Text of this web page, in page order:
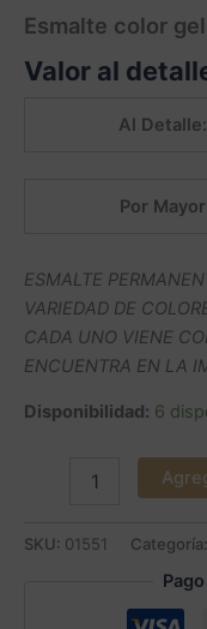
Esmalte color
Valor al
Al Detalle:
Por
ESMALTE
VARIEDAD DE
CADA UNO VIENE
ENCUENTRA EN LA
Disponibilidad: 6
SKU: 01551 Categoría: